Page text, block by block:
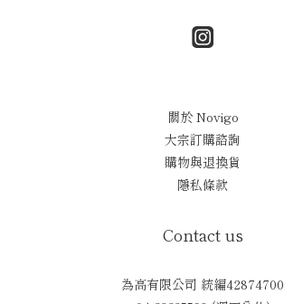
關於 Novigo
大宗訂購諮詢
購物與退換貨
隱私條款
Contact us
為高有限公司 統編42874700